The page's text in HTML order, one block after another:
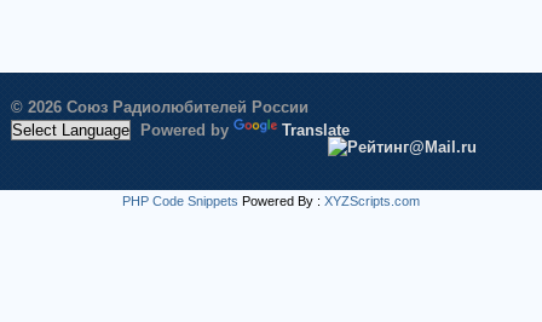
© 2026 Союз Радиолюбителей России
Powered by
Translate
PHP Code Snippets Powered By : XYZScripts.com